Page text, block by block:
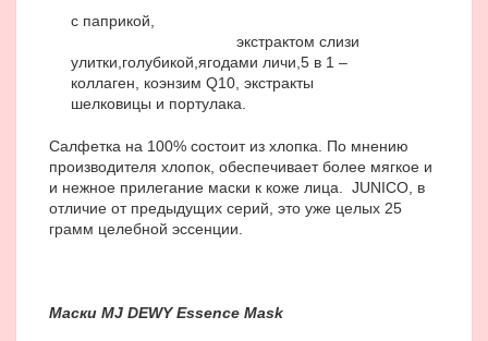
с паприкой,
экстрактом слизи
улитки,голубикой,ягодами личи,5 в 1 –
коллаген, коэнзим Q10, экстракты
шелковицы и портулака.
Салфетка на 100% состоит из хлопка. По мнению
производителя хлопок, обеспечивает более мягкое и
и нежное прилегание маски к коже лица. JUNICO, в
отличие от предыдущих серий, это уже целых 25
грамм целебной эссенции.
Маски MJ DEWY Essence Mask